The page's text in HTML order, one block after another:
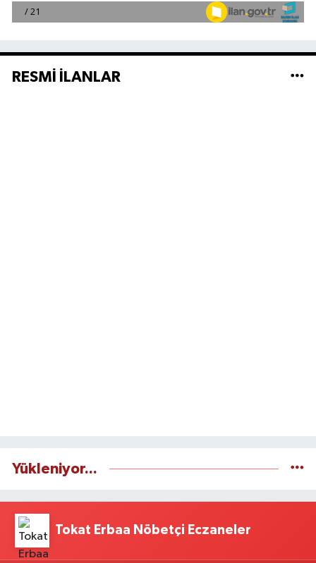
RESMİ İLANLAR
Yükleniyor...
Tokat Erbaa Nöbetçi Eczaneler